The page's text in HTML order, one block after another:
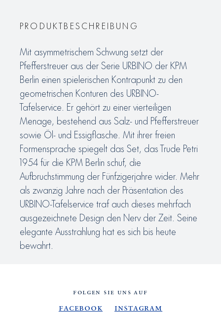
PRODUKTBESCHREIBUNG
Mit asymmetrischem Schwung setzt der
Pfefferstreuer aus der Serie URBINO der KPM
Berlin einen spielerischen Kontrapunkt zu den
geometrischen Konturen des URBINO-
Tafelservice. Er gehört zu einer vierteiligen
Menage, bestehend aus Salz- und Pfefferstreuer
sowie Öl- und Essigflasche. Mit ihrer freien
Formensprache spiegelt das Set, das Trude Petri
1954 für die KPM Berlin schuf, die
Aufbruchstimmung der Fünfzigerjahre wider. Mehr
als zwanzig Jahre nach der Präsentation des
URBINO-Tafelservice traf auch dieses mehrfach
ausgezeichnete Design den Nerv der Zeit. Seine
elegante Ausstrahlung hat es sich bis heute
bewahrt.
FOLGEN SIE UNS AUF
Facebook Instagram